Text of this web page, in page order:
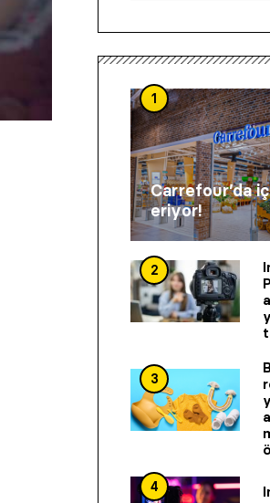
1
Carrefour’da
eriyor!
2
3
4